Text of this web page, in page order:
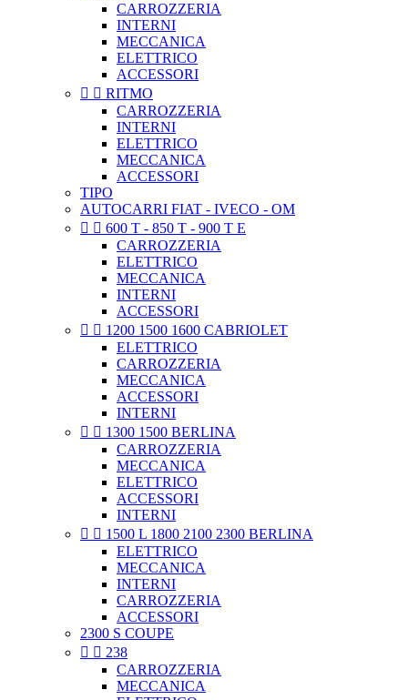
CARROZZERIA
INTERNI
MECCANICA
ELETTRICO
ACCESSORI
  RITMO
CARROZZERIA
INTERNI
ELETTRICO
MECCANICA
ACCESSORI
TIPO
AUTOCARRI FIAT - IVECO - OM
  600 T - 850 T - 900 T E
CARROZZERIA
ELETTRICO
MECCANICA
INTERNI
ACCESSORI
  1200 1500 1600 CABRIOLET
ELETTRICO
CARROZZERIA
MECCANICA
ACCESSORI
INTERNI
  1300 1500 BERLINA
CARROZZERIA
MECCANICA
ELETTRICO
ACCESSORI
INTERNI
  1500 L 1800 2100 2300 BERLINA
ELETTRICO
MECCANICA
INTERNI
CARROZZERIA
ACCESSORI
2300 S COUPE
  238
CARROZZERIA
MECCANICA